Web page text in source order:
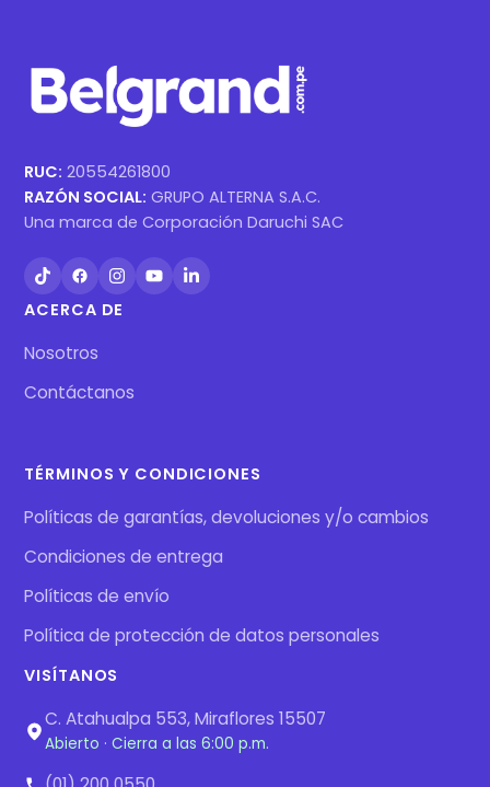
RUC: 20554261800
RAZÓN SOCIAL: GRUPO ALTERNA S.A.C.
Una marca de Corporación Daruchi SAC
ACERCA DE
Nosotros
Contáctanos
TÉRMINOS Y CONDICIONES
Políticas de garantías, devoluciones y/o cambios
Condiciones de entrega
Políticas de envío
Política de protección de datos personales
VISÍTANOS
C. Atahualpa 553, Miraflores 15507
Abierto · Cierra a las 6:00 p.m.